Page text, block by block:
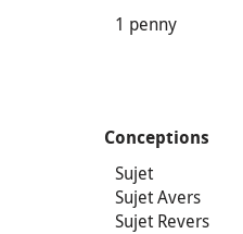
1 penny
Conceptions
Sujet
Sujet Avers
Sujet Revers